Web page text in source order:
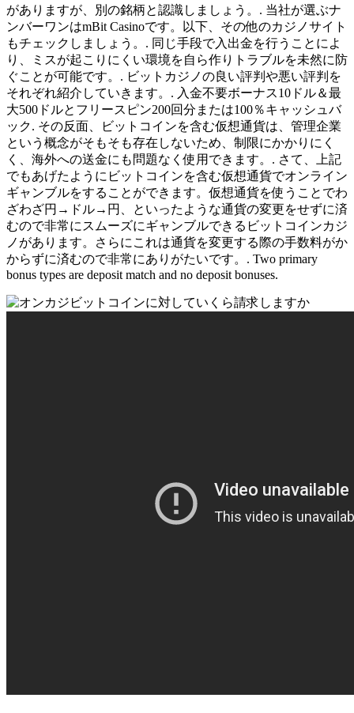
がありますが、別の銘柄と認識しましょう。. 当社が選ぶナ
ンバーワンはmBit Casinoです。以下、その他のカジノサイト
もチェックしましょう。. 同じ手段で入出金を行うことによ
り、ミスが起こりにくい環境を自ら作りトラブルを未然に防
ぐことが可能です。. ビットカジノの良い評判や悪い評判を
それぞれ紹介していきます。. 入金不要ボーナス10ドル＆最
大500ドルとフリースピン200回分または100％キャッシュバ
ック. その反面、ビットコインを含む仮想通貨は、管理企業
という概念がそもそも存在しないため、制限にかかりにく
く、海外への送金にも問題なく使用できます。. さて、上記
でもあげたようにビットコインを含む仮想通貨でオンライン
ギャンブルをすることができます。仮想通貨を使うことでわ
ざわざ円→ドル→円、といったような通貨の変更をせずに済
むので非常にスムーズにギャンブルできるビットコインカジ
ノがあります。さらにこれは通貨を変更する際の手数料がか
からずに済むので非常にありがたいです。. Two primary
bonus types are deposit match and no deposit bonuses.